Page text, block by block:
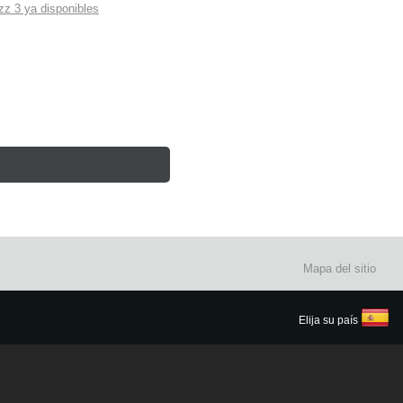
3 ya disponibles
Mapa del sitio
Elija su país